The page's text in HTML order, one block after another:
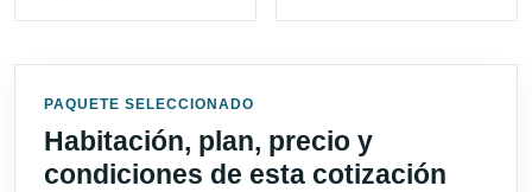
PAQUETE SELECCIONADO
Habitación, plan, precio y
condiciones de esta cotización